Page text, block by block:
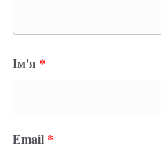
Ім'я *
Email *